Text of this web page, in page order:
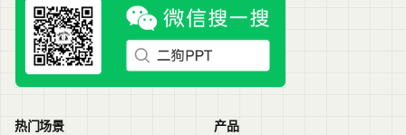
热门场景
产品